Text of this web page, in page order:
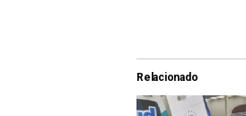
Relacionado